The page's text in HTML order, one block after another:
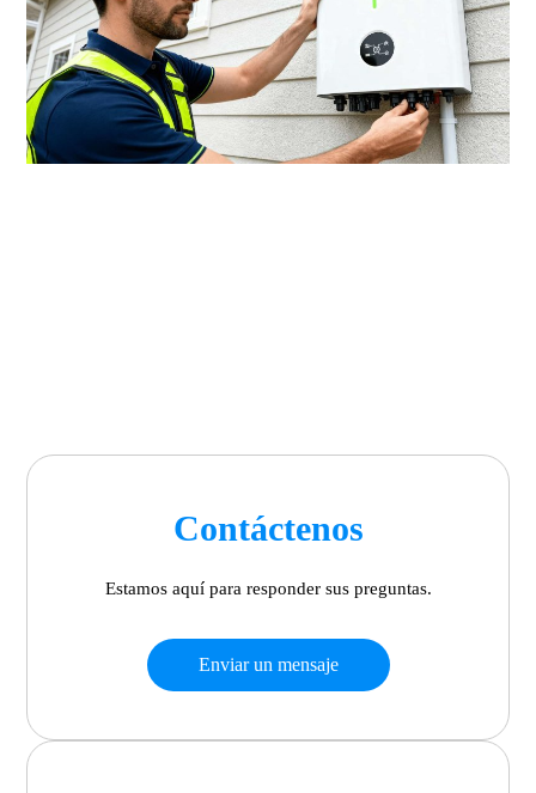
Contáctenos
Estamos aquí para responder sus preguntas.
Enviar un mensaje